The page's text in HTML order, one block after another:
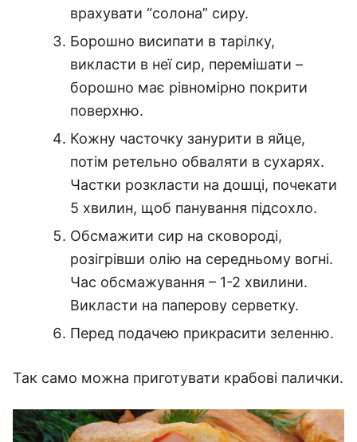
врахувати “солона” сиру.
Борошно висипати в тарілку,
викласти в неї сир, перемішати –
борошно має рівномірно покрити
поверхню.
Кожну часточку занурити в яйце,
потім ретельно обваляти в сухарях.
Частки розкласти на дошці, почекати
5 хвилин, щоб панування підсохло.
Обсмажити сир на сковороді,
розігрівши олію на середньому вогні.
Час обсмажування – 1-2 хвилини.
Викласти на паперову серветку.
Перед подачею прикрасити зеленню.
Так само можна приготувати крабові палички.